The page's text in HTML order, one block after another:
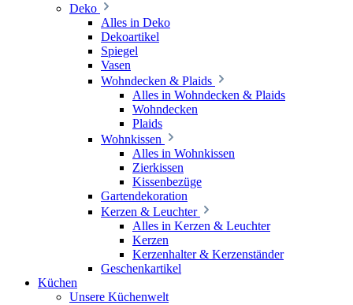
Deko
Alles in Deko
Dekoartikel
Spiegel
Vasen
Wohndecken & Plaids
Alles in Wohndecken & Plaids
Wohndecken
Plaids
Wohnkissen
Alles in Wohnkissen
Zierkissen
Kissenbezüge
Gartendekoration
Kerzen & Leuchter
Alles in Kerzen & Leuchter
Kerzen
Kerzenhalter & Kerzenständer
Geschenkartikel
Küchen
Unsere Küchenwelt